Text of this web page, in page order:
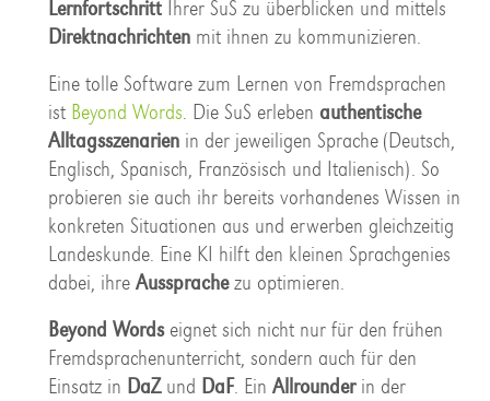
LernfortschrittIhrer SuS zu überblicken und mittels
Direktnachrichtenmit ihnen zu kommunizieren.
Eine tolle Software zum Lernen von Fremdsprachen
ist Beyond Words. Die SuS erleben authentische
Alltagsszenarienin der jeweiligen Sprache (Deutsch,
Englisch, Spanisch, Französisch und Italienisch). So
probieren sie auch ihr bereits vorhandenes Wissen in
konkreten Situationen aus und erwerben gleichzeitig
Landeskunde. Eine KI hilft den kleinen Sprachgenies
dabei, ihre Aussprachezu optimieren.
Beyond Wordseignet sich nicht nur für den frühen
Fremdsprachenunterricht, sondern auch für den
Einsatz in DaZund DaF. Ein Allrounderin der